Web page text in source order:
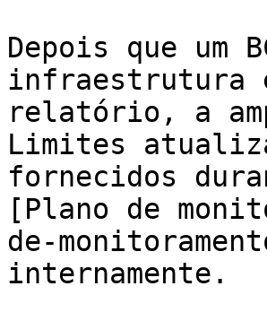
Depois que um
infraestrutura
relatório, a
Limites
fornecidos
[Plano de
de-
internamente.